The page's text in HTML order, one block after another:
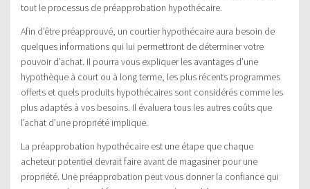
tout le processus de préapprobation hypothécaire.
Afin d’être préapprouvé, un courtier hypothécaire aura besoin de
quelques informations qui lui permettront de déterminer votre
pouvoir d’achat. Il pourra vous expliquer les avantages d’une
hypothèque à court ou à long terme, les plus récents programmes
offerts et quels produits hypothécaires sont considérés comme les
plus adaptés à vos besoins. Il évaluera tous les autres coûts que
l’achat d’une propriété implique.
La préapprobation hypothécaire est une étape que chaque
acheteur potentiel devrait faire avant de magasiner pour une
propriété. Une préapprobation peut vous donner la confiance qui